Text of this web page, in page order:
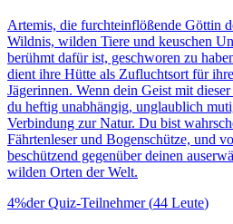
Artemis, die furchteinflößende Göttin
Wildnis, wilden Tiere und keuschen
berühmt dafür ist, geschworen zu
dient ihre Hütte als Zufluchtsort für
Jägerinnen. Wenn dein Geist mit
du heftig unabhängig, unglaublich
Verbindung zur Natur. Du bist
Fährtenleser und Bogenschütze, und
beschützend gegenüber deinen
wilden Orten der Welt.
4%der Quiz-Teilnehmer(44 Leute)